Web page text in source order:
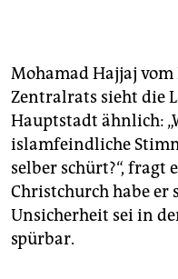
der Opfer von damals
Aktionen gegen
mobilisiert werden.
Aktionen und
heutigen Tag gegen
stiftung-gegen-
Mohamad Hajjaj vom
Zentralrats sieht die
Hauptstadt ähnlich:
islamfeindliche
selber schürt?“, fragt
Christchurch habe er
Unsicherheit sei in
spürbar.